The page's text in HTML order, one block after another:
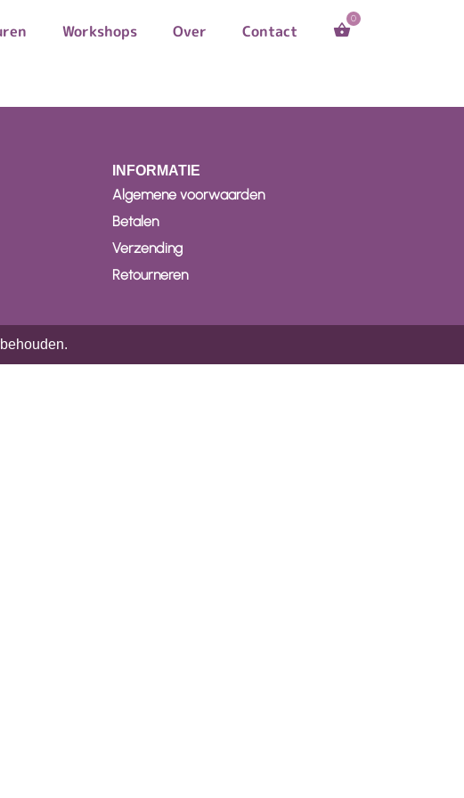
Workshops Over Contact
INFORMATIE
Algemene voorwaarden
Betalen
Verzending
Retourneren